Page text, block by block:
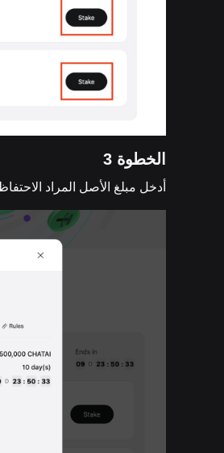
الخطوة 3
أدخل مبلغ الأصل المراد